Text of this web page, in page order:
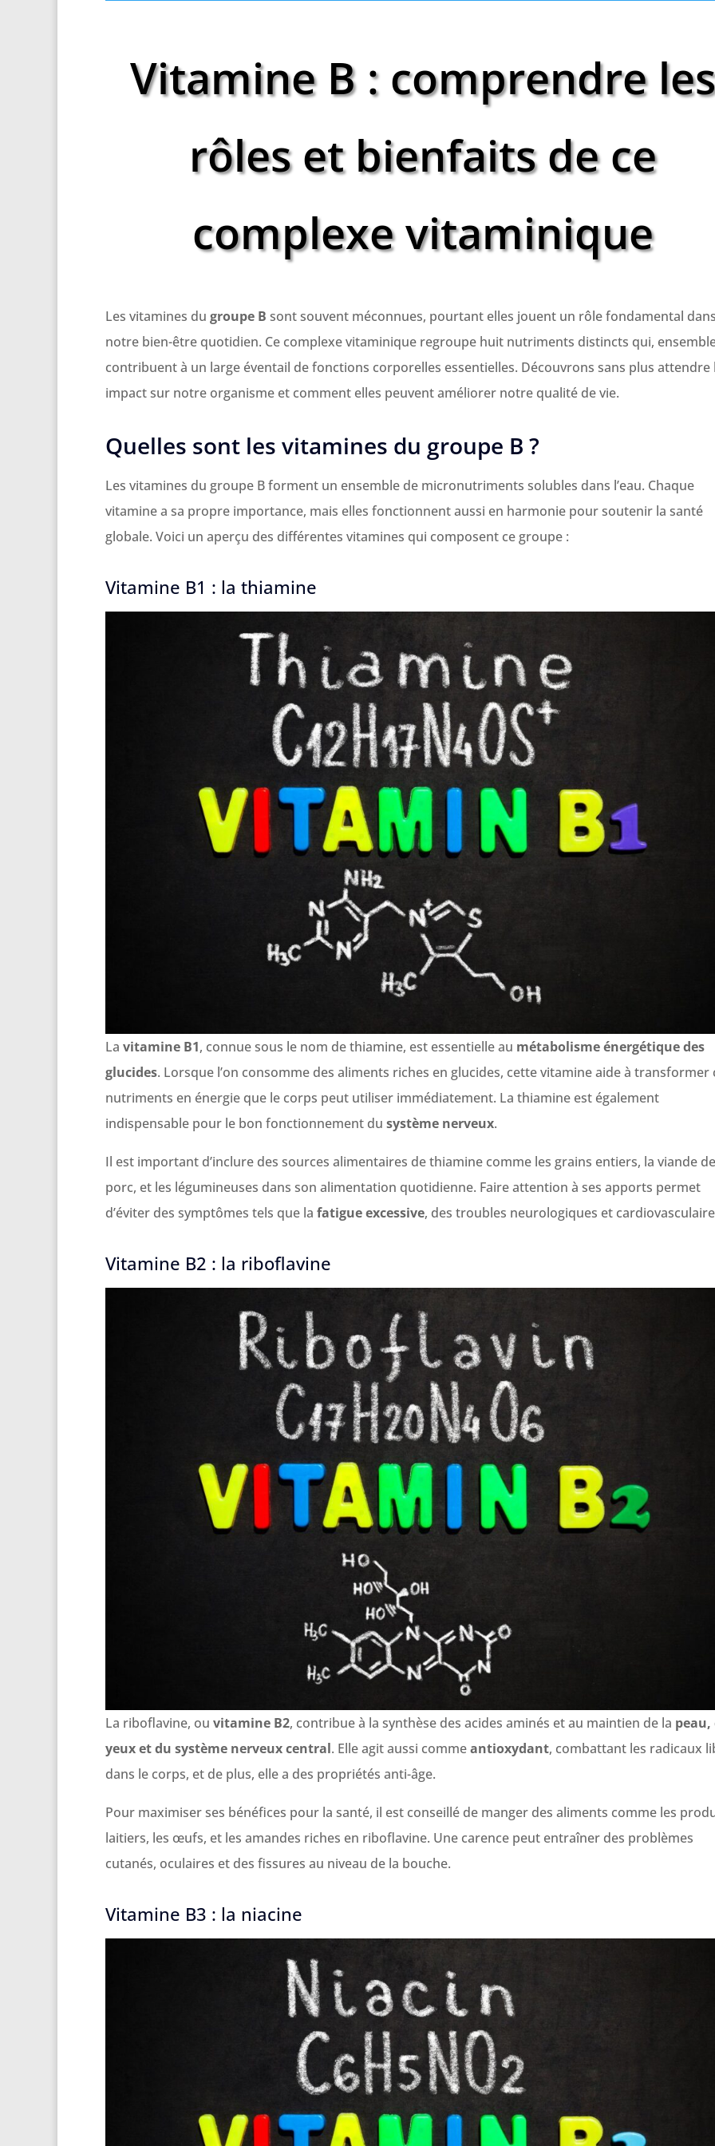
Vitamine B : comprendre les
rôles et bienfaits de ce
complexe vitaminique
Les vitamines du groupe B sont souvent méconnues, pourtant elles jouent un rôle fondamental
notre bien-être quotidien. Ce complexe vitaminique regroupe huit nutriments distincts qui,
contribuent à un large éventail de fonctions corporelles essentielles. Découvrons sans plus attendre
impact sur notre organisme et comment elles peuvent améliorer notre qualité de vie.
Quelles sont les vitamines du groupe B ?
Les vitamines du groupe B forment un ensemble de micronutriments solubles dans l’eau. Chaque
vitamine a sa propre importance, mais elles fonctionnent aussi en harmonie pour soutenir la santé
globale. Voici un aperçu des différentes vitamines qui composent ce groupe :
Vitamine B1 : la thiamine
La vitamine B1, connue sous le nom de thiamine, est essentielle au métabolisme énergétique des
glucides. Lorsque l’on consomme des aliments riches en glucides, cette vitamine aide à transformer
nutriments en énergie que le corps peut utiliser immédiatement. La thiamine est également
indispensable pour le bon fonctionnement du système nerveux.
Il est important d’inclure des sources alimentaires de thiamine comme les grains entiers, la viande de
porc, et les légumineuses dans son alimentation quotidienne. Faire attention à ses apports permet
d’éviter des symptômes tels que la fatigue excessive, des troubles neurologiques et
Vitamine B2 : la riboflavine
La riboflavine, ou vitamine B2, contribue à la synthèse des acides aminés et au maintien de la peau,
yeux et du système nerveux central. Elle agit aussi commeantioxydant, combattant les radicaux
dans le corps, et de plus, elle a des propriétés anti-âge.
Pour maximiser ses bénéfices pour la santé, il est conseillé de manger des aliments comme les
laitiers, les œufs, et les amandes riches en riboflavine. Une carence peut entraîner des problèmes
cutanés, oculaires et des fissures au niveau de la bouche.
Vitamine B3 : la niacine